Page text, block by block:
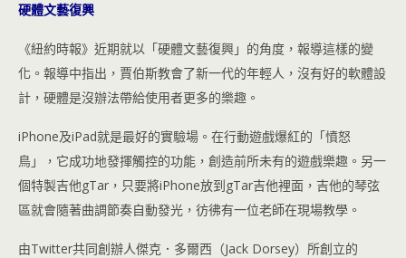
硬體文藝復興
《紐約時報》近期就以「硬體文藝復興」的角度，報導這樣的變
化。報導中指出，賈伯斯教會了新一代的年輕人，沒有好的軟體設
計，硬體是沒辦法帶給使用者更多的樂趣。
iPhone及iPad就是最好的實驗場。在行動遊戲爆紅的「憤怒
鳥」，它成功地發揮觸控的功能，創造前所未有的遊戲樂趣。另一
個特製吉他gTar，只要將iPhone放到gTar吉他裡面，吉他的琴弦
區就會隨著曲調節奏自動發光，彷彿有一位老師在現場教學。
由Twitter共同創辦人傑克．多爾西（Jack Dorsey）所創立的